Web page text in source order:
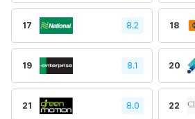
17 8.2 18
19 8.1 20
21 8.0 22